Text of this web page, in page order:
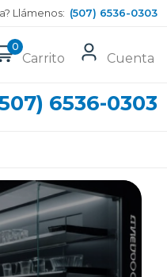
Llámenos: (507) 6536-0303
0
Carrito Cuenta
6536-0303